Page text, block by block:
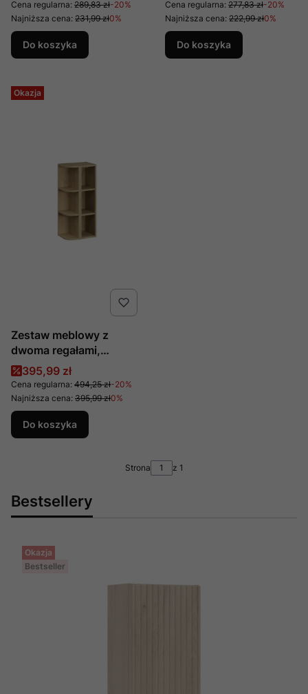
Cena regularna: 289,83 zł-20%
Najniższa cena: 231,99 zł0%
Do koszyka
Cena regularna: 277,83 zł-20%
Najniższa cena: 222,99 zł0%
Do koszyka
Okazja
Zestaw meblowy z
dwoma regałami,
producent Comad, nr
kat: SET-DC UR URSM
Cena promocyjna
395,99 zł
Cena regularna: 494,25 zł-20%
Najniższa cena: 395,99 zł0%
Do koszyka
Strona z 1
Bestsellery
Okazja
Bestseller